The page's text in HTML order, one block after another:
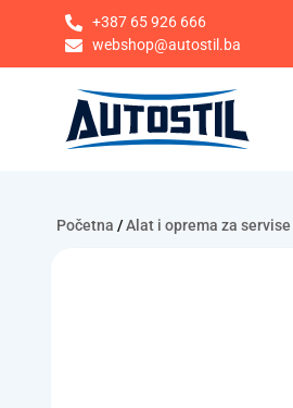
+387 65 926 666
webshop@autostil.ba
Početna /Alat i oprema za servise